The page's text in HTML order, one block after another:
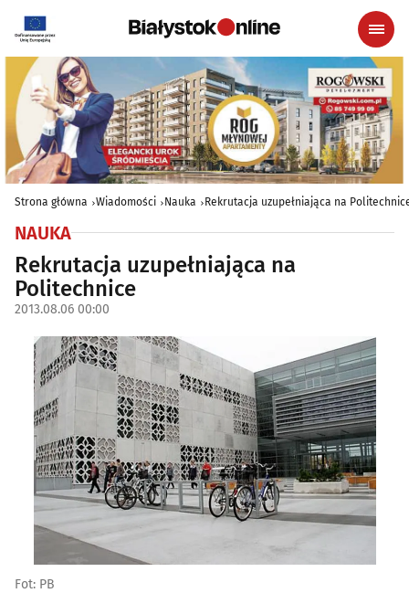
Strona główna Wiadomości Nauka Rekrutacja uzupełniająca na
NAUKA
Rekrutacja uzupełniająca na
Politechnice
2013.08.06 00:00
Fot: PB